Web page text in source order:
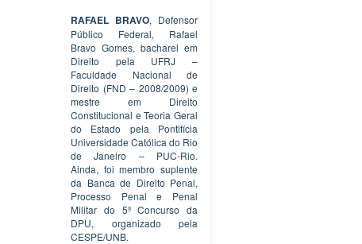
RAFAEL BRAVO, Defensor
Público Federal, Rafael
Bravo Gomes, bacharel em
Direito pela UFRJ –
Faculdade Nacional de
Direito (FND – 2008/2009) e
mestre em Direito
Constitucional e Teoria Geral
do Estado pela Pontifícia
Universidade Católica do Rio
de Janeiro – PUC-Rio.
Ainda, foi membro suplente
da Banca de Direito Penal,
Processo Penal e Penal
Militar do 5º Concurso da
DPU, organizado pela
CESPE/UNB.